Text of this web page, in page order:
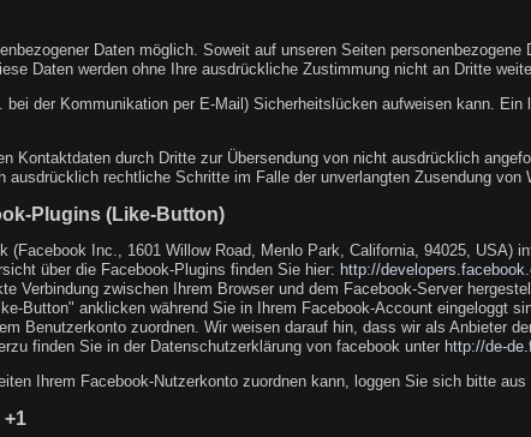
Daten möglich. Soweit auf unseren Seiten
Daten werden ohne Ihre ausdrückliche Zustimmung nicht an Dritte
der Kommunikation per E-Mail) Sicherheitslücken aufweisen kann.
Kontaktdaten durch Dritte zur Übersendung von nicht ausdrücklich
rechtliche Schritte im Falle der unverlangten Zusendung von
Plugins (Like-Button)
Inc., 1601 Willow Road, Menlo Park, California, 94025, USA)
über die Facebook-Plugins finden Sie hier: http://
Verbindung zwischen Ihrem Browser und dem Facebook-Server
Button" anklicken während Sie in Ihrem Facebook-Account eingeloggt
Benutzerkonto zuordnen. Wir weisen darauf hin, dass wir als Anbieter
finden Sie in der Datenschutzerklärung von facebook unter http://de-
Ihrem Facebook-Nutzerkonto zuordnen kann, loggen Sie sich bitte aus